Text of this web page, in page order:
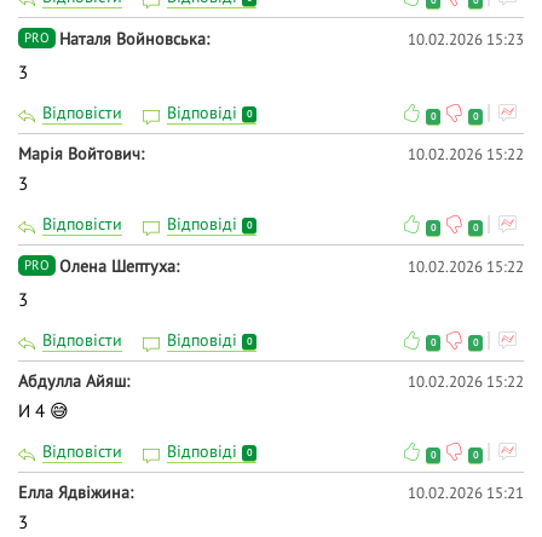
PRO Наталя Войновська 10.02.2026 15:23
3
Відповісти Відповіді 0 0 0
Марія Войтович 10.02.2026 15:22
3
Відповісти Відповіді 0 0 0
PRO Олена Шептуха 10.02.2026 15:22
3
Відповісти Відповіді 0 0 0
Абдулла Айяш 10.02.2026 15:22
И 4 😅
Відповісти Відповіді 0 0 0
Елла Ядвіжина 10.02.2026 15:21
3